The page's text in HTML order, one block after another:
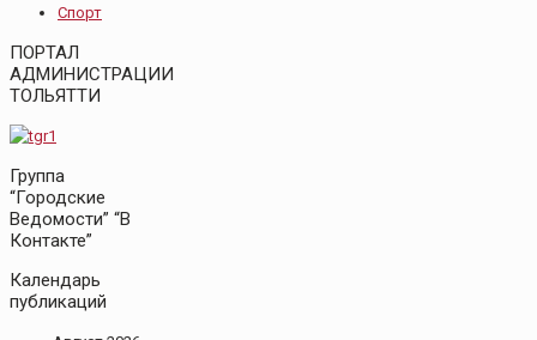
Спорт
ПОРТАЛ
АДМИНИСТРАЦИИ
ТОЛЬЯТТИ
Группа
“Городские
Ведомости” “В
Контакте”
Календарь
публикаций